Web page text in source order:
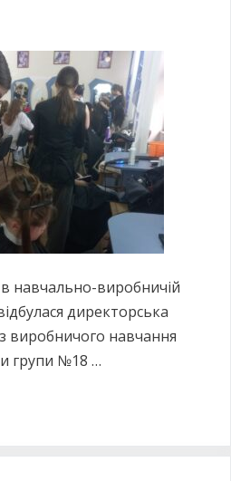
навчально-виробничій
директорська
виробничого навчання
групи №18 …